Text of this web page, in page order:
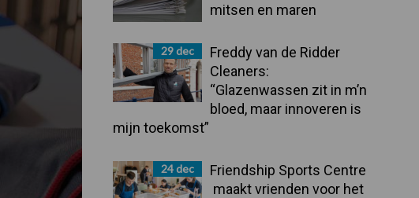
mitsen en maren
29 dec
Freddy van de Ridder
Cleaners:
“Glazenwassen zit in m’n
bloed, maar innoveren is
mijn toekomst”
24 dec
Friendship Sports Centre
maakt vrienden voor het